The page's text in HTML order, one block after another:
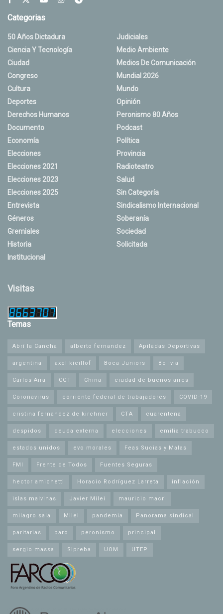
Categorias
50 Años Dictadura
Ciencia Y Tecnología
Ciudad
Congreso
Cultura
Deportes
Derechos Humanos
Documento
Economía
Elecciones
Elecciones 2021
Elecciones 2023
Elecciones 2025
Entrevista
Géneros
Gremiales
Historia
Institucional
Judiciales
Medio Ambiente
Medios De Comunicación
Mundial 2026
Mundo
Opinión
Peronismo 80 Años
Podcast
Política
Provincia
Radioteatro
Salud
Sin Categoría
Sindicalismo Internacional
Soberanía
Sociedad
Solicitada
Visitas
Temas
Abrí la Cancha alberto fernandez Apiladas Deportivas
argentina axel kicillof Boca Juniors Bolivia
Carlos Aira CGT China ciudad de buenos aires
Coronavirus corriente federal de trabajadores COVID-19
cristina fernandez de kirchner CTA cuarentena
despidos deuda externa elecciones emilia trabucco
estados unidos evo morales Feas Sucias y Malas
FMI Frente de Todos Fuentes Seguras
hector amichetti Horacio Rodríguez Larreta inflación
islas malvinas Javier Milei mauricio macri
milagro sala Milei pandemia Panorama sindical
paritarias paro peronismo principal
sergio massa Sipreba UOM UTEP